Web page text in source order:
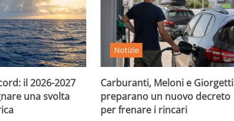
il 2026-2027
una svolta
Notizie
Carburanti, Meloni e Giorgetti
preparano un nuovo decreto
per frenare i rincari